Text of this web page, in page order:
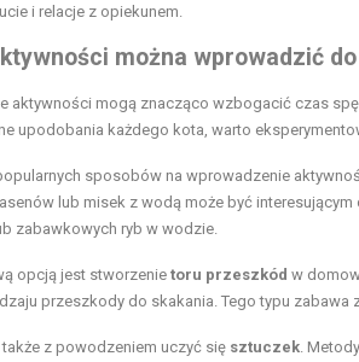
i relacje z opiekunem.
można wprowadzić
aktywności mogą znacząco wzbogacić czas
upodobania każdego kota, warto
sposobów na wprowadzenie
lub misek z wodą może być
zabawkowych ryb w wodzie.
opcją jest stworzenietoru przeszkód w
przeszkody do skakania. Tego typu
z powodzeniem uczyć się sztuczek.